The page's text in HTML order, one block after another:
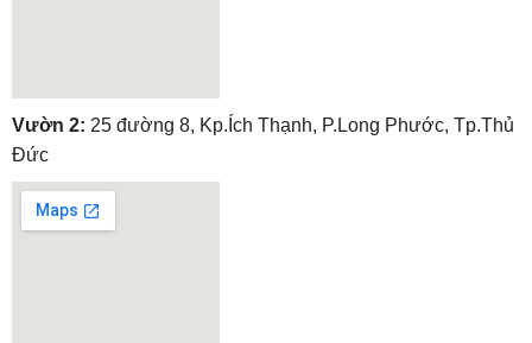
embedgooglemap.net
Vườn 2: 25 đường 8, Kp.Ích Thạnh, P.Long Phước, Tp.Thủ
Đức